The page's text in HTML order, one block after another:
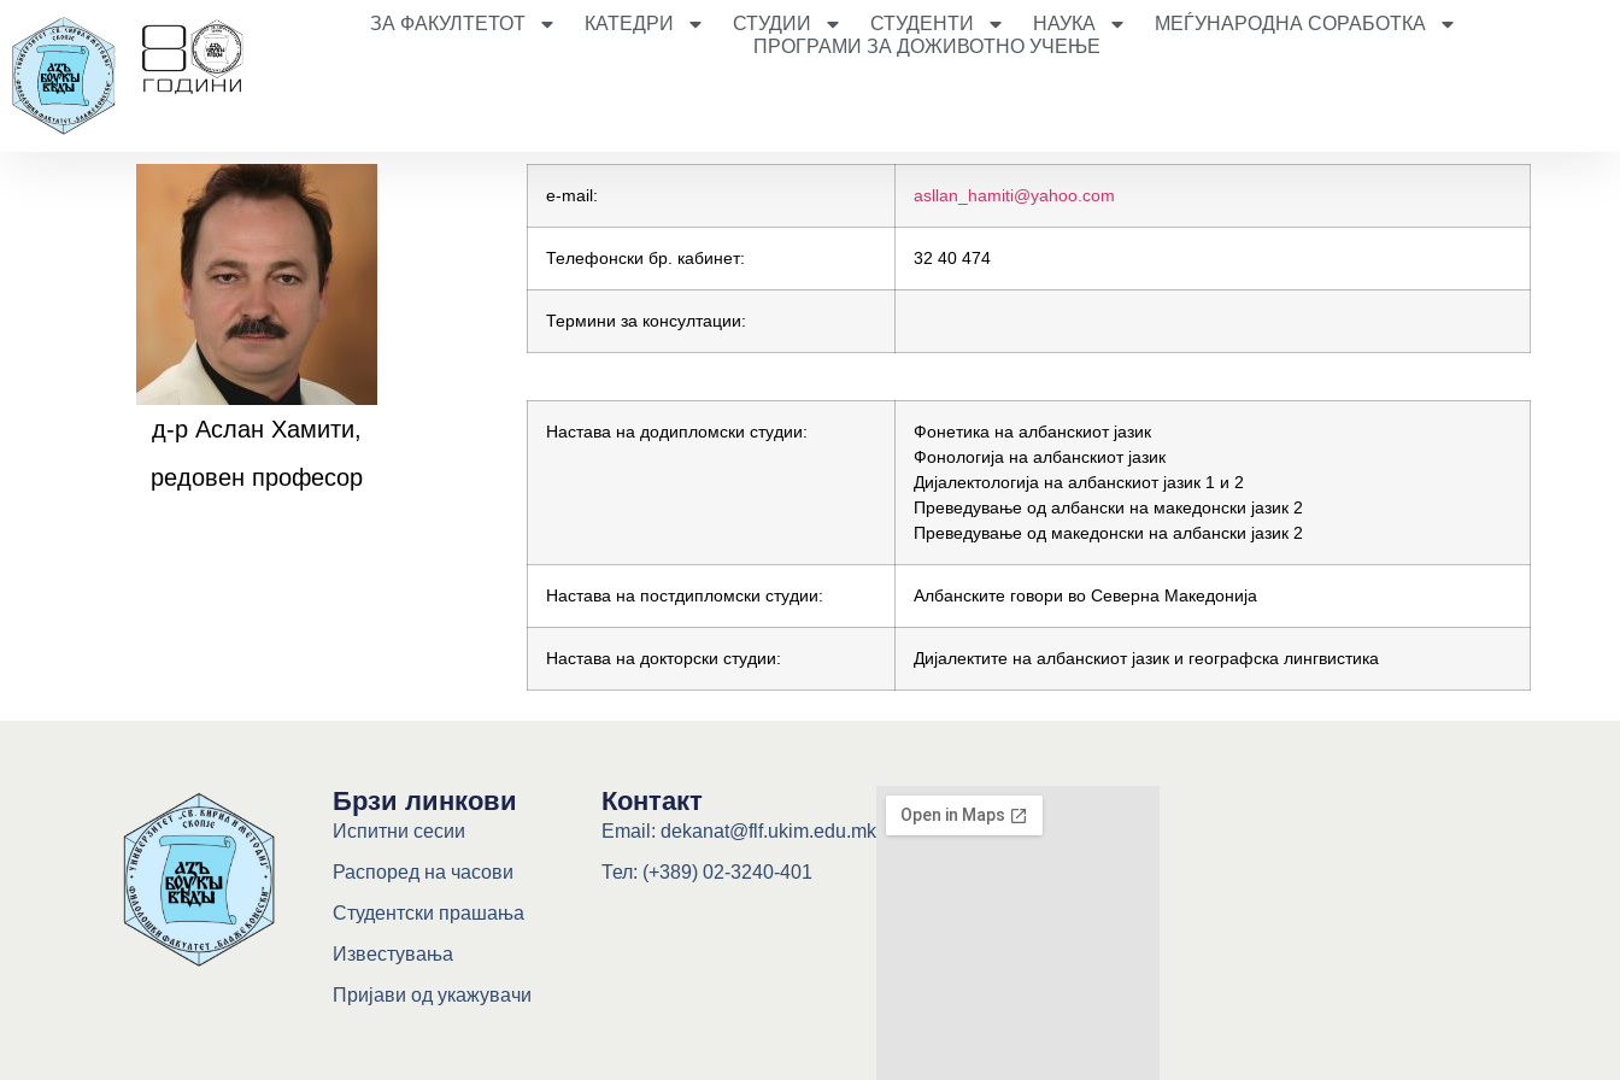
ЗА ФАКУЛТЕТОТ КАТЕДРИ СТУДИИ СТУДЕНТИ НАУКА
МЕЃУНАРОДНА СОРАБОТКА
ПРОГРАМИ ЗА ДОЖИВОТНО УЧЕЊЕ
д-р Аслан Хамити,
редовен професор
e-mail: asllan_hamiti@yahoo.com
Телефонски бр. кабинет: 32 40 474
Термини за консултации:
Настава на додипломски студии:
Фонетика на албанскиот јазик
Фонологија на албанскиот јазик
Дијалектологија на албанскиот јазик 1 и 2
Преведување од албански на македонски јазик 2
Преведување од македонски на албански јазик 2
Настава на постдипломски студии: Албанските говори во Северна Македонија
Настава на докторски студии: Дијалектите на албанскиот јазик и географска лингвистика
Брзи линкови
Испитни сесии
Распоред на часови
Студентски прашања
Известувања
Пријави од укажувачи
Контакт
Email: dekanat@flf.ukim.edu.mk
Тел: (+389) 02-3240-401